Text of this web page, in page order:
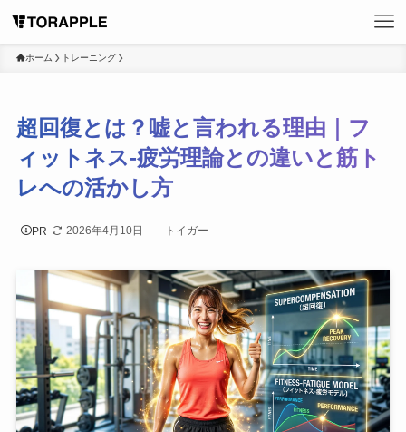
ホーム トレーニング
超回復とは？嘘と言われる理由｜フ
ィットネス-疲労理論との違いと筋ト
レへの活かし方
PR 2026年4月10日 トイガー